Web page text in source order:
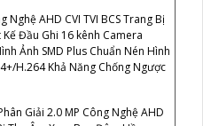
Nghệ AHD CVI TVI BCS Trang Bị
Đầu Ghi 16 kênh Camera
Ảnh SMD Plus Chuẩn Nén Hình
H.264 Khả Năng Chống Ngược
Giải 2.0 MP Công Nghệ AHD